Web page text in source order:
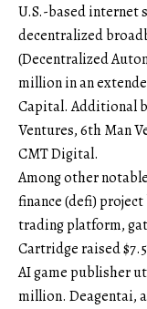
U.S.-based internet
decentralized
(Decentralized
million in an
Capital. Additional
Ventures, 6th Man
CMT Digital.
Among other
finance (defi)
trading platform,
Cartridge raised
AI game publisher
million. Deagentai,